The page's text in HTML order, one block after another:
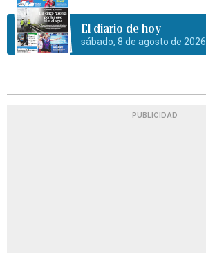
El diario de hoy
sábado, 8 de agosto de 2026
PUBLICIDAD